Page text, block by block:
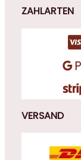
ZAHLARTEN
VERSAND